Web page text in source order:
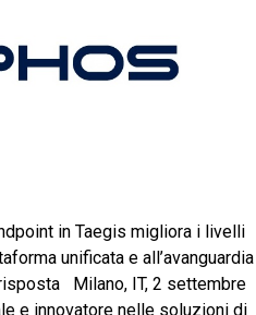
in Taegis migliora i livelli
unificata e all’avanguardia
Milano, IT, 2 settembre
e innovatore nelle soluzioni di